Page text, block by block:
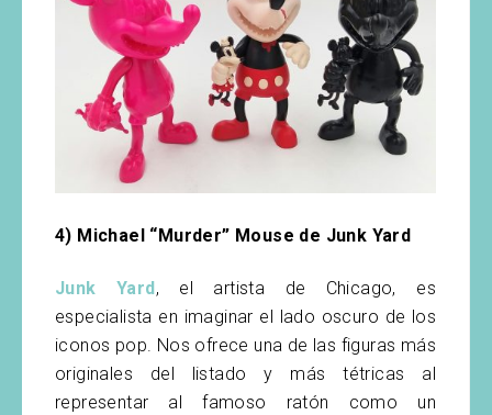
4) Michael “Murder” Mouse de Junk Yard
Junk Yard , el artista de Chicago, es
especialista en imaginar el lado oscuro de los
iconos pop. Nos ofrece una de las figuras más
originales del listado y más tétricas al
representar al famoso ratón como un